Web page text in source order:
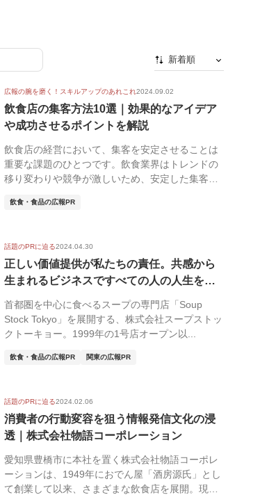
新着順
最初から
広報の腕を磨く！スキルアップのあれこれ2024.09.02
飲食店の集客方法10選｜効果的なアイデア
や成功させるポイントを解説
飲食店の経営において、集客を安定させることは
重要な課題のひとつです。飲食業界はトレンドの
移り変わりや競争が激しいため、安定した集客の
飲食・食品の広報PR
話題のPRに迫る2024.04.30
正しい価値提供が私たちの責任。共感から
生まれるビジネスですべての人の人生を豊
かに｜...
首都圏を中心に食べるスープの専門店「Soup
Stock Tokyo」を展開する、株式会社スープストッ
クトーキョー。1999年の1号店オープン以...
飲食・食品の広報PR 関東の広報PR
話題のPRに迫る2024.02.06
消費者の行動変容を狙う情報発信文化の浸
透｜株式会社物語コーポレーション
愛知県豊橋市に本社を置く株式会社物語コーポレ
ーションは、1949年におでん屋「酒房源氏」とし
て創業して以来、さまざまな飲食店を展開。現在